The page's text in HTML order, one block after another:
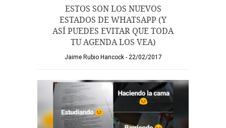
ESTOS SON LOS NUEVOS
ESTADOS DE WHATSAPP (Y
ASÍ PUEDES EVITAR QUE TODA
TU AGENDA LOS VEA)
Jaime Rubio Hancock 22/02/2017